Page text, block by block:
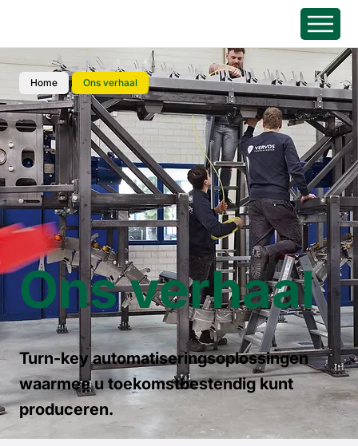
Home Ons verhaal
Ons verhaal
Turn-key automatiseringsoplossingen
waarmee u toekomstbestendig kunt
produceren.